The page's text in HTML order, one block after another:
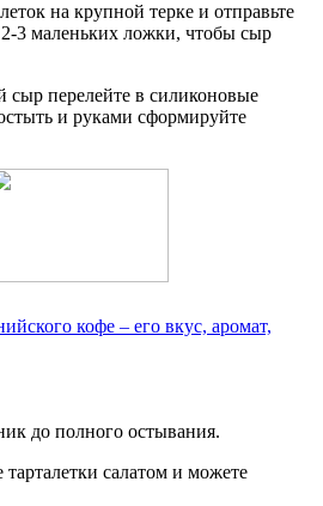
на крупной терке и отправьте
3 маленьких ложки, чтобы сыр
сыр перелейте в силиконовые
и руками сформируйте
кофе – его вкус, аромат,
до полного остывания.
салатом и можете